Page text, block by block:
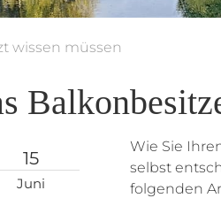
wissen müssen
15
Juni
Wie Sie
selbst
folgenden